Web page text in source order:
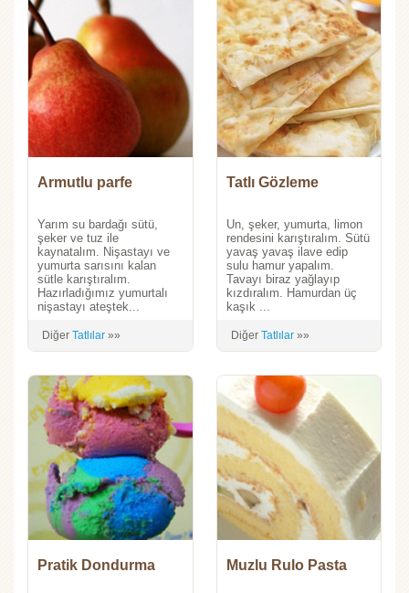
Armutlu parfe
Yarım su bardağı sütü,
şeker ve tuz ile
kaynatalım. Nişastayı ve
yumurta sarısını kalan
sütle karıştıralım.
Hazırladığımız yumurtalı
nişastayı ateştek...
Diğer Tatlılar »»
Tatlı Gözleme
Un, şeker, yumurta, limon
rendesini karıştıralım. Sütü
yavaş yavaş ilave edip
sulu hamur yapalım.
Tavayı biraz yağlayıp
kızdıralım. Hamurdan üç
kaşık ...
Diğer Tatlılar»»
Pratik Dondurma Muzlu Rulo Pasta